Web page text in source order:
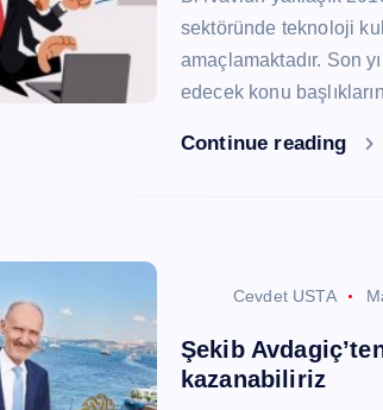
sektöründe teknoloji
amaçlamaktadır. Son
edecek konu
Continue reading
Cevdet USTA
Şekib
kazanabiliriz